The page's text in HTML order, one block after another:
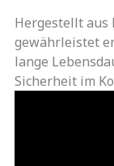
Hergestellt aus
gewährleistet
lange
Sicherheit im